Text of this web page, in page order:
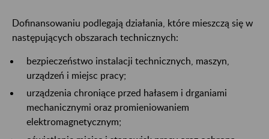
Dofinansowaniu podlegają działania, które mieszczą się w
następujących obszarach technicznych:
bezpieczeństwo instalacji technicznych, maszyn,
urządzeń i miejsc pracy;
urządzenia chroniące przed hałasem i drganiami
mechanicznymi oraz promieniowaniem
elektromagnetycznym;